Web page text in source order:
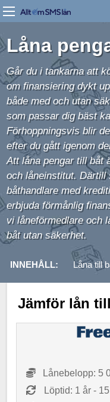
Låna
Går du i tankarna att
om finansiering dykt
både med och utan
som passar dig bäst
Förhoppningsvis blir
efter du gått igenom
Att låna pengar till båt
och låneinstitut. Därtill
båthandlare med
erbjuda förmånlig
vi låneförmedlare och
båt utan säkerhet.
INNEHÅLL: Låna till
Jämför lån
Lånebelopp: 5
Löptid: 1 år -